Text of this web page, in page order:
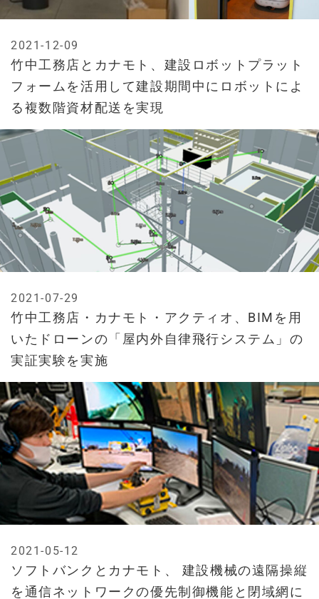
竹中工務店とカナモト、建設ロボットプラット
フォームを活用して建設期間中にロボットによ
る複数階資材配送を実現
2021-12-09
竹中工務店・カナモト・アクティオ、BIMを用
いたドローンの「屋内外自律飛行システム」の
実証実験を実施
2021-07-29
ソフトバンクとカナモト、 建設機械の遠隔操縦
を通信ネットワークの優先制御機能と閉域網に
2021-05-12